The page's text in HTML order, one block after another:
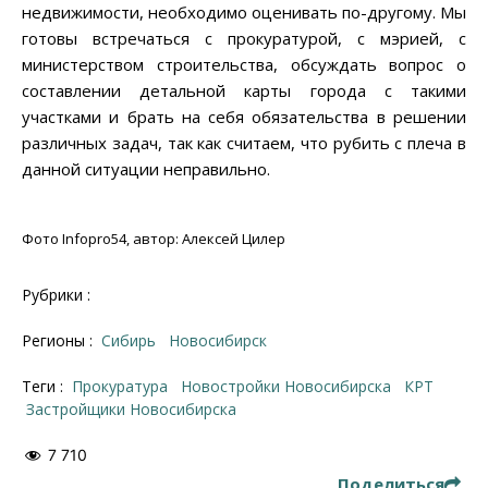
недвижимости, необходимо оценивать по-другому. Мы
готовы встречаться с прокуратурой, с мэрией, с
министерством строительства, обсуждать вопрос о
составлении детальной карты города с такими
участками и брать на себя обязательства в решении
различных задач, так как считаем, что рубить с плеча в
данной ситуации неправильно.
Фото Infopro54, автор: Алексей Цилер
Рубрики :
Регионы : Сибирь Новосибирск
Теги : прокуратура новостройки Новосибирска
КРТ
застройщики Новосибирска
7 710
Поделиться